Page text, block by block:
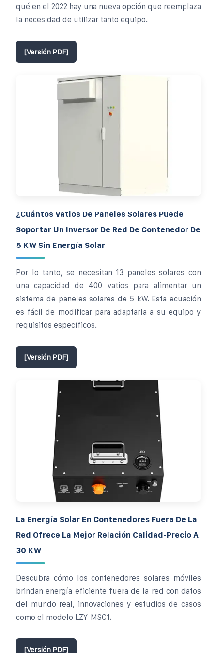
qué en el 2022 hay una nueva opción que reemplaza
la necesidad de utilizar tanto equipo.
[Versión PDF]
¿Cuántos Vatios De Paneles Solares Puede
Soportar Un Inversor De Red De Contenedor De
5 KW Sin Energía Solar
Por lo tanto, se necesitan 13 paneles solares con
una capacidad de 400 vatios para alimentar un
sistema de paneles solares de 5 kW. Esta ecuación
es fácil de modificar para adaptarla a su equipo y
requisitos específicos.
[Versión PDF]
La Energía Solar En Contenedores Fuera De La
Red Ofrece La Mejor Relación Calidad-Precio A
30 KW
Descubra cómo los contenedores solares móviles
brindan energía eficiente fuera de la red con datos
del mundo real, innovaciones y estudios de casos
como el modelo LZY-MSC1.
[Versión PDF]